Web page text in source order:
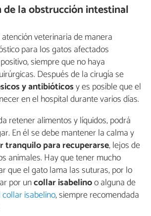
de la obstrucción intestinal
veterinaria de manera
para los gatos afectados
siempre que no haya
Después de la cirugía se
y antibióticosy es posible que el
en el hospital durante varios días.
retener alimentos y líquidos, podrá
En él se debe mantener la calma y
tranquilo para recuperarse, lejos de
animales. Hay que tener mucho
que el gato lama las suturas, por lo
por uncollar isabelinoo alguna de
isabelino, siempre recomendada